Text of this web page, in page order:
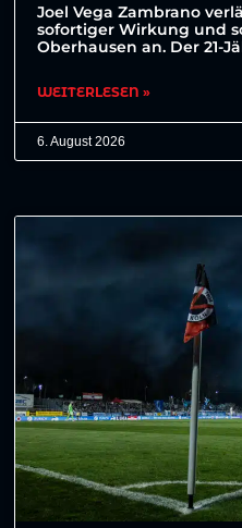
Joel Vega Zambrano
sofortiger Wirkung und
Oberhausen an. Der 21-
WEITERLESEN »
6. August 2026